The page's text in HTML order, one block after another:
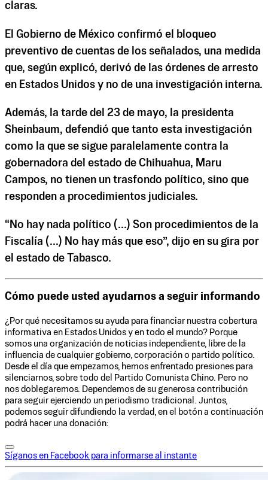
claras.
El Gobierno de México confirmó el bloqueo
preventivo de cuentas de los señalados, una medida
que, según explicó, derivó de las órdenes de arresto
en Estados Unidos y no de una investigación interna.
Además, la tarde del 23 de mayo, la presidenta
Sheinbaum, defendió que tanto esta investigación
como la que se sigue paralelamente contra la
gobernadora del estado de Chihuahua, Maru
Campos, no tienen un trasfondo político, sino que
responden a procedimientos judiciales.
“No hay nada político (...) Son procedimientos de la
Fiscalía (...) No hay más que eso”, dijo en su gira por
el estado de Tabasco.
Cómo puede usted ayudarnos a seguir informando
¿Por qué necesitamos su ayuda para financiar nuestra cobertura
informativa en Estados Unidos y en todo el mundo? Porque
somos una organización de noticias independiente, libre de la
influencia de cualquier gobierno, corporación o partido político.
Desde el día que empezamos, hemos enfrentado presiones para
silenciarnos, sobre todo del Partido Comunista Chino. Pero no
nos doblegaremos. Dependemos de su generosa contribución
para seguir ejerciendo un periodismo tradicional. Juntos,
podemos seguir difundiendo la verdad, en el botón a continuación
podrá hacer una donación:
Síganos en Facebook para informarse al instante